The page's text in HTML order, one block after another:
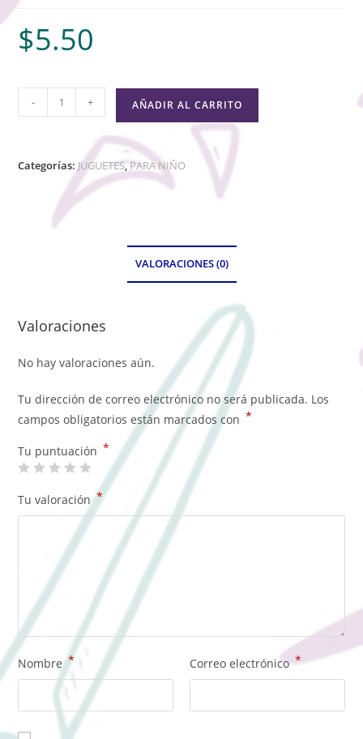
$5.50
- + AÑADIR AL CARRITO
Categorías: JUGUETES,PARA NIÑO
VALORACIONES (0)
Valoraciones
No hay valoraciones aún.
Tu dirección de correo electrónico no será publicada. Los
campos obligatorios están marcados con *
Tu puntuación *
Tu valoración*
Nombre* Correo electrónico*